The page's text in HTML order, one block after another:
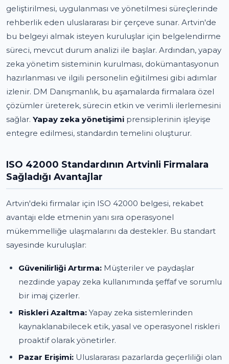
geliştirilmesi, uygulanması ve yönetilmesi süreçlerinde
rehberlik eden uluslararası bir çerçeve sunar. Artvin'de
bu belgeyi almak isteyen kuruluşlar için belgelendirme
süreci, mevcut durum analizi ile başlar. Ardından, yapay
zeka yönetim sisteminin kurulması, dokümantasyonun
hazırlanması ve ilgili personelin eğitilmesi gibi adımlar
izlenir. DM Danışmanlık, bu aşamalarda firmalara özel
çözümler üreterek, sürecin etkin ve verimli ilerlemesini
sağlar. Yapay zeka yönetişimi prensiplerinin işleyişe
entegre edilmesi, standardın temelini oluşturur.
ISO 42000 Standardının Artvinli Firmalara
Sağladığı Avantajlar
Artvin'deki firmalar için ISO 42000 belgesi, rekabet
avantajı elde etmenin yanı sıra operasyonel
mükemmelliğe ulaşmalarını da destekler. Bu standart
sayesinde kuruluşlar:
Güvenilirliği Artırma: Müşteriler ve paydaşlar
nezdinde yapay zeka kullanımında şeffaf ve sorumlu
bir imaj çizerler.
Riskleri Azaltma: Yapay zeka sistemlerinden
kaynaklanabilecek etik, yasal ve operasyonel riskleri
proaktif olarak yönetirler.
Pazar Erişimi: Uluslararası pazarlarda geçerliliği olan